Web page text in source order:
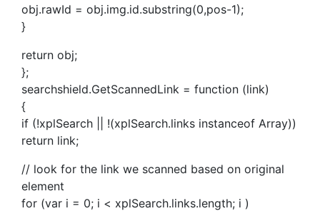
obj.rawId = obj.img.id.substring(0,pos-1);
}
return obj;
};
searchshield.GetScannedLink = function (link)
{
if (!xplSearch || !(xplSearch.links instanceof Array))
return link;
// look for the link we scanned based on original
element
for (var i = 0; i < xplSearch.links.length; i )